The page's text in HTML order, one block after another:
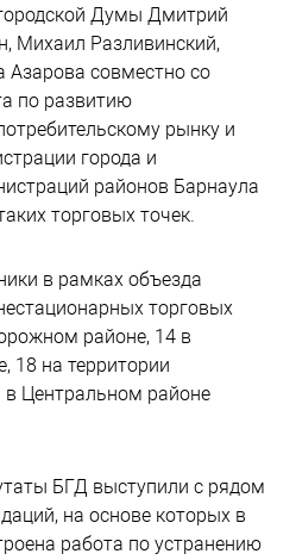
Думы Дмитрий
Михаил Разливинский,
Азарова совместно со
по развитию
рынку и
города и
районов Барнаула
торговых точек.
в рамках объезда
торговых
районе, 14 в
18 на территории
в Центральном районе
БГД выступили с рядом
на основе которых в
работа по устранению